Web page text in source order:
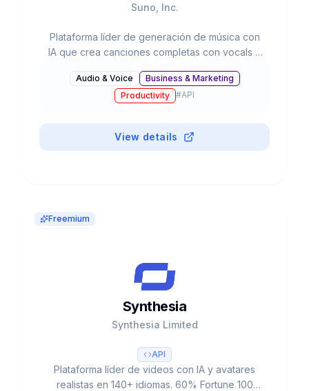
Suno, Inc.
Plataforma líder de generación de música con
IA que crea canciones completas con vocals e
Valorada en $2.45B con 12M+ usuarios.
Audio & Voice
Business & Marketing
Productivity #API
View details
Freemium
Synthesia
Synthesia Limited
API
Plataforma líder de videos con IA y avatares
realistas en 140+ idiomas. 60% Fortune 100